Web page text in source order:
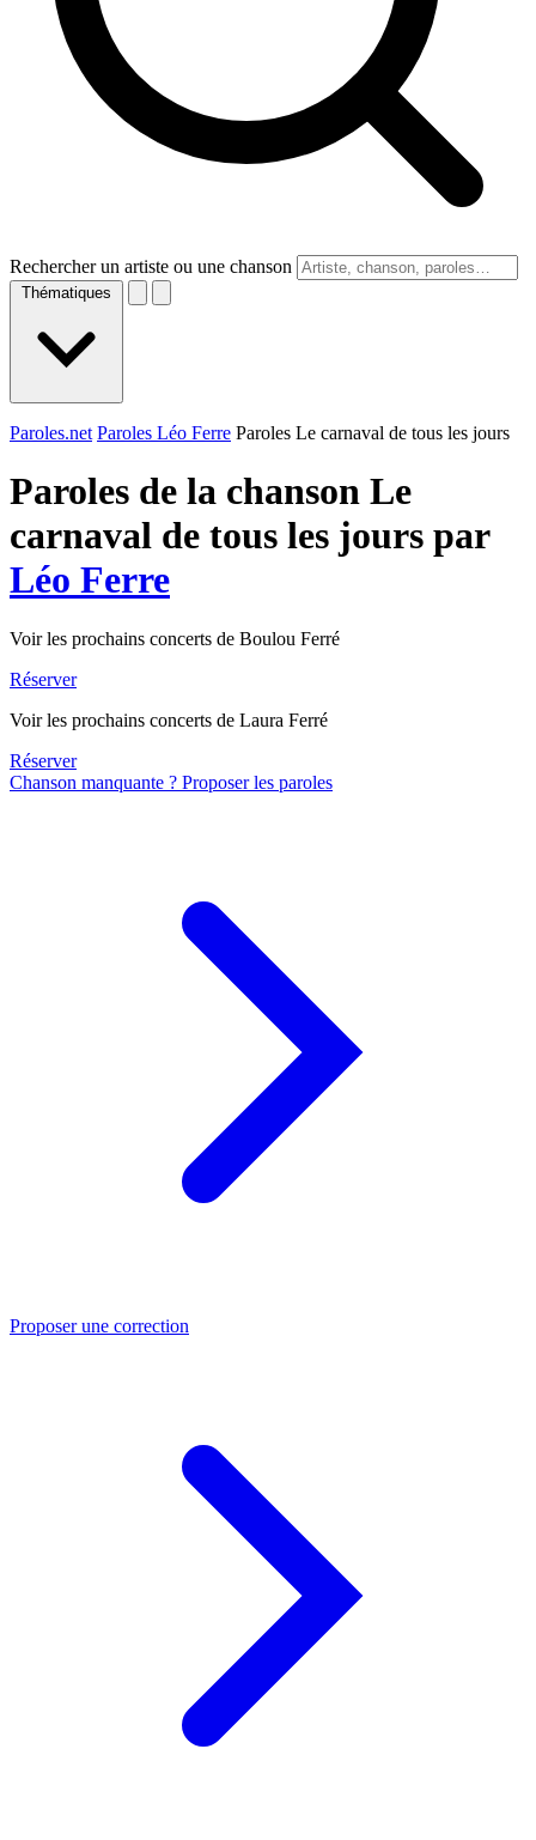
Rechercher un artiste ou une chanson
Thématiques
Paroles.net Paroles Léo Ferre Paroles Le carnaval de tous les jours
Paroles de la chanson Le
carnaval de tous les jours par
Léo Ferre
Voir les prochains concerts de Boulou Ferré
Réserver
Voir les prochains concerts de Laura Ferré
Réserver
Chanson manquante ? Proposer les paroles
Proposer une correction